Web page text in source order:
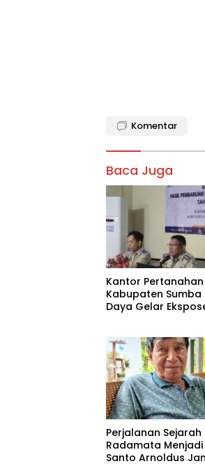
Komentar
Baca Juga
Kantor Pertanahan
Kabupaten Sumba
Daya Gelar
Perjalanan Sejarah
Radamata Menjadi
Santo Arnoldus